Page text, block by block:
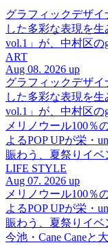
グラフィックデザ
した多彩な表現を
vol.1」が、中村区の
ART
Aug 08. 2026 up
グラフィックデザ
した多彩な表現を
vol.1」が、中村区の
メリノウール100％
よるPOP UPが栄・
賑わう、夏祭りイベ
LIFE STYLE
Aug 07. 2026 up
メリノウール100％
よるPOP UPが栄・
賑わう、夏祭りイベ
今池・Cane Caneと